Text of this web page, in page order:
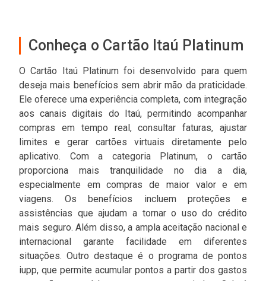
Conheça o Cartão Itaú Platinum
O Cartão Itaú Platinum foi desenvolvido para quem
deseja mais benefícios sem abrir mão da praticidade.
Ele oferece uma experiência completa, com integração
aos canais digitais do Itaú, permitindo acompanhar
compras em tempo real, consultar faturas, ajustar
limites e gerar cartões virtuais diretamente pelo
aplicativo. Com a categoria Platinum, o cartão
proporciona mais tranquilidade no dia a dia,
especialmente em compras de maior valor e em
viagens. Os benefícios incluem proteções e
assistências que ajudam a tornar o uso do crédito
mais seguro. Além disso, a ampla aceitação nacional e
internacional garante facilidade em diferentes
situações. Outro destaque é o programa de pontos
iupp, que permite acumular pontos a partir dos gastos